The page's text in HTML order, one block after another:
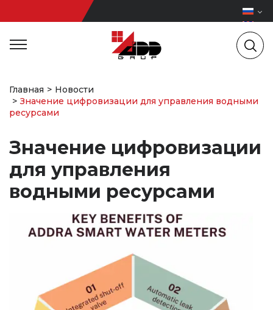
Главная
Новости
Значение цифровизации для управления водными
ресурсами
Значение цифровизации
для управления
водными ресурсами